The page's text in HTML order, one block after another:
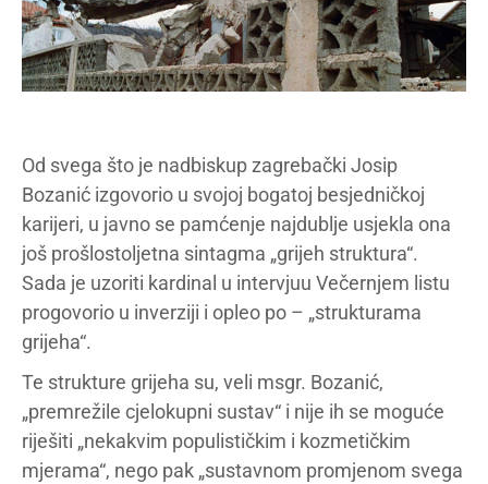
Od svega što je nadbiskup zagrebački Josip
Bozanić izgovorio u svojoj bogatoj besjedničkoj
karijeri, u javno se pamćenje najdublje usjekla ona
još prošlostoljetna sintagma „grijeh struktura“.
Sada je uzoriti kardinal u intervjuu Večernjem listu
progovorio u inverziji i opleo po – „strukturama
grijeha“.
Te strukture grijeha su, veli msgr. Bozanić,
„premrežile cjelokupni sustav“ i nije ih se moguće
riješiti „nekakvim populističkim i kozmetičkim
mjerama“, nego pak „sustavnom promjenom svega